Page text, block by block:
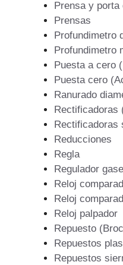
Prensa y porta
Prensas
Profundimetro
Profundimetro
Puesta a cero
Puesta cero
Ranurado
Rectificadoras
Rectificadoras
Reducciones
Regla
Regulador
Reloj
Reloj
Reloj palpador
Repuesto
Repuestos
Repuestos